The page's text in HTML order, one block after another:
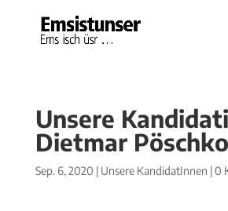
Unsere
Dietmar Pöschko
Sep. 6, 2020 | Unsere KandidatInnen |0